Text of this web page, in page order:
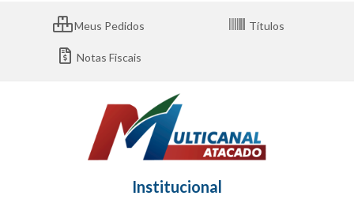
Meus Pedidos Títulos
Notas Fiscais
Institucional